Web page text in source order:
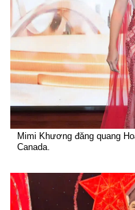
Mimi Khương đăng quang
Canada.